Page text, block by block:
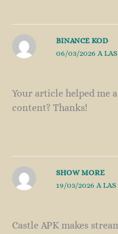
BINANCE KOD
06/03/2026 A
Your article helped me
content? Thanks!
SHOW MORE
19/03/2026 A LAS
Castle APK makes